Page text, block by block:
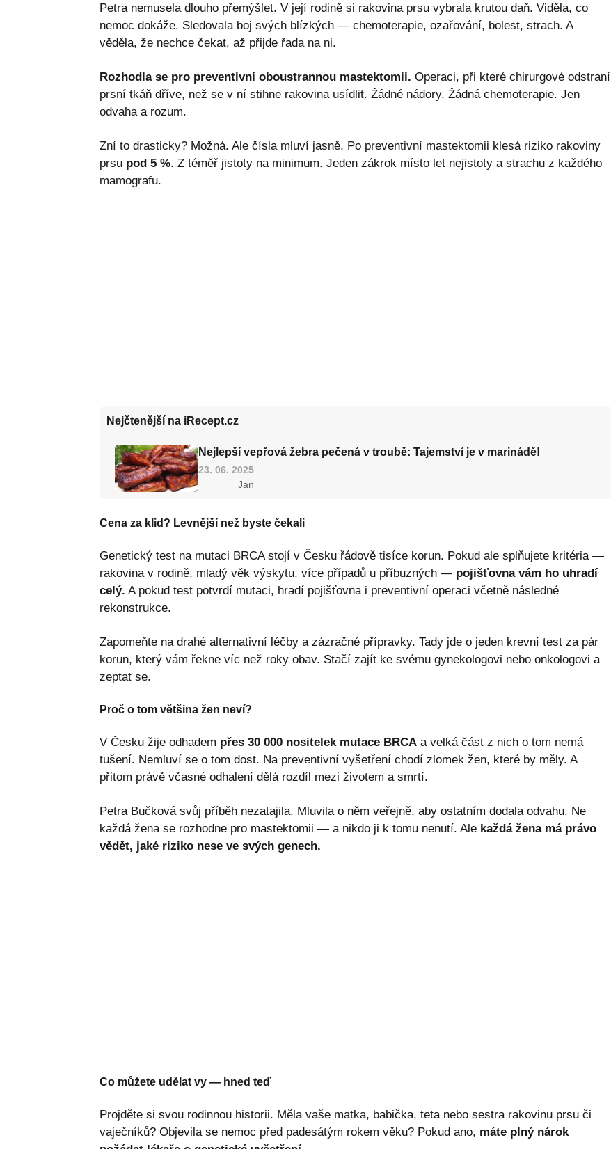
Petra nemusela dlouho přemýšlet. V její rodině si rakovina prsu vybrala krutou daň. Viděla, co
nemoc dokáže. Sledovala boj svých blízkých — chemoterapie, ozařování, bolest, strach. A
věděla, že nechce čekat, až přijde řada na ni.
Rozhodla se pro preventivní oboustrannou mastektomii. Operaci, při které chirurgové odstraní
prsní tkáň dříve, než se v ní stihne rakovina usídlit. Žádné nádory. Žádná chemoterapie. Jen
odvaha a rozum.
Zní to drasticky? Možná. Ale čísla mluví jasně. Po preventivní mastektomii klesá riziko rakoviny
prsu pod 5 %. Z téměř jistoty na minimum. Jeden zákrok místo let nejistoty a strachu z každého
mamografu.
Nejčtenější na iRecept.cz
Nejlepší vepřová žebra pečená v troubě: Tajemství je v marinádě!
23. 06. 2025
Jan
Cena za klid? Levnější než byste čekali
Genetický test na mutaci BRCA stojí v Česku řádově tisíce korun. Pokud ale splňujete kritéria —
rakovina v rodině, mladý věk výskytu, více případů u příbuzných — pojišťovna vám ho uhradí
celý. A pokud test potvrdí mutaci, hradí pojišťovna i preventivní operaci včetně následné
rekonstrukce.
Zapomeňte na drahé alternativní léčby a zázračné přípravky. Tady jde o jeden krevní test za pár
korun, který vám řekne víc než roky obav. Stačí zajít ke svému gynekologovi nebo onkologovi a
zeptat se.
Proč o tom většina žen neví?
V Česku žije odhadem přes 30 000 nositelek mutace BRCAa velká část z nich o tom nemá
tušení. Nemluví se o tom dost. Na preventivní vyšetření chodí zlomek žen, které by měly. A
přitom právě včasné odhalení dělá rozdíl mezi životem a smrtí.
Petra Bučková svůj příběh nezatajila. Mluvila o něm veřejně, aby ostatním dodala odvahu. Ne
každá žena se rozhodne pro mastektomii — a nikdo ji k tomu nenutí. Ale každá žena má právo
vědět, jaké riziko nese ve svých genech.
Co můžete udělat vy — hned teď
Projděte si svou rodinnou historii. Měla vaše matka, babička, teta nebo sestra rakovinu prsu či
vaječníků? Objevila se nemoc před padesátým rokem věku? Pokud ano, máte plný nárok